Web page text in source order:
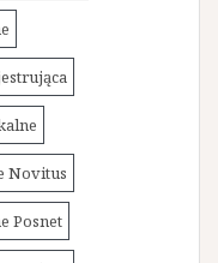
Novitus
Posnet